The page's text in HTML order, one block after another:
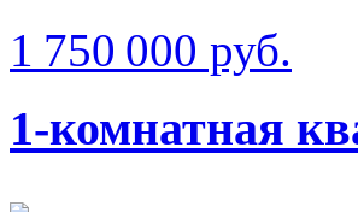
1 750 000 руб.
1-комнатная